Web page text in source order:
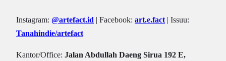
Instagram: @artefact.id | Facebook: art.e.fact | Issuu:
Tanahindie/artefact
Kantor/Office: Jalan Abdullah Daeng Sirua 192 E,